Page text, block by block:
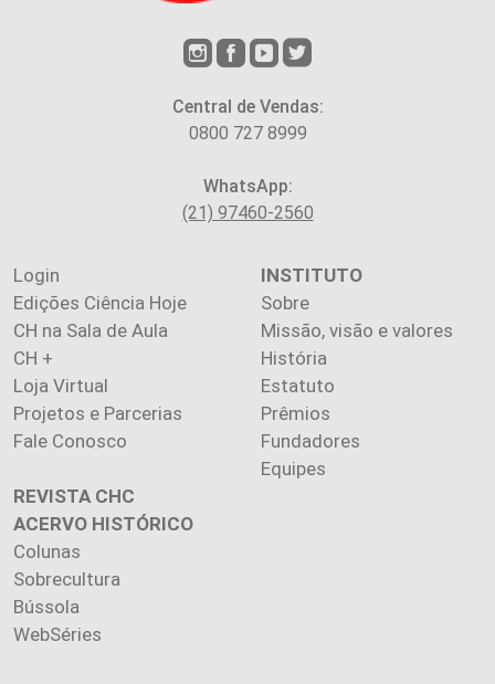
Central de Vendas:
0800 727 8999
WhatsApp:
(21) 97460-2560
Login
Edições Ciência Hoje
CH na Sala de Aula
CH +
Loja Virtual
Projetos e Parcerias
Fale Conosco
INSTITUTO
Sobre
Missão, visão e valores
História
Estatuto
Prêmios
Fundadores
Equipes
REVISTA CHC
ACERVO HISTÓRICO
Colunas
Sobrecultura
Bússola
WebSéries